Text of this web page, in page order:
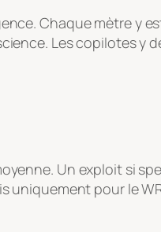
Chaque mètre y
Les copilotes y
Un exploit si
uniquement pour le